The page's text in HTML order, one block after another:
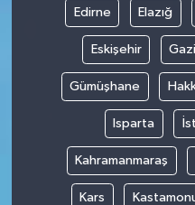
Edirne Elazığ
Eskişehir
Gümüşhane
Isparta
Kahramanmaraş
Kars